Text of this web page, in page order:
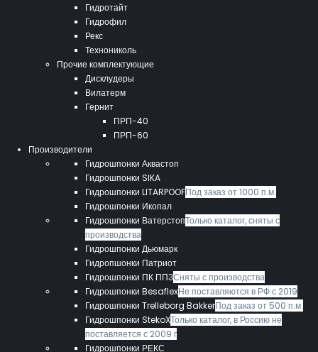
Гидротайт
Гидрофил
Рекс
Технониколь
Прочие комплектующие
Дисклудеры
Вилатерм
Гернит
ПРП-40
ПРП-60
Производители
Гидрошпонки Аквастоп
Гидрошпонки SIKA
Гидрошпонки LITARPOOFПод заказ от 1000 п.м.
Гидрошпонки Икопал
Гидрошпонки ВатерстопТолько каталог, сняты с
производства
Гидрошпонки Дьюмарк
Гидропшонки Патриот
Гидрошпонки ПК ППЗСняты с производства
Гидрошпонки BesaflexНе поставляются в РФ с 2019
Гидрошпонки Trelleborg BakkerПод заказ от 500 п.м.
Гидрошпонки StekoXТолько каталог, в Россию не
поставляется с 2009 г
Гидрошпонки РЕКС